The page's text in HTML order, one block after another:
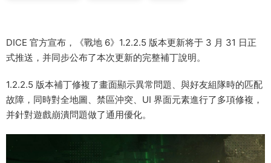
DICE 官方宣布，《戰地 6》1.2.2.5 版本更新将于 3 月 31 日正
式推送，并同步公布了本次更新的完整補丁說明。
1.2.2.5 版本補丁修複了畫面顯示異常問題、與好友組隊時的匹配
故障，同時對全地圖、禁區沖突、UI 界面元素進行了多項修複，
并針對遊戲崩潰問題做了通用優化。